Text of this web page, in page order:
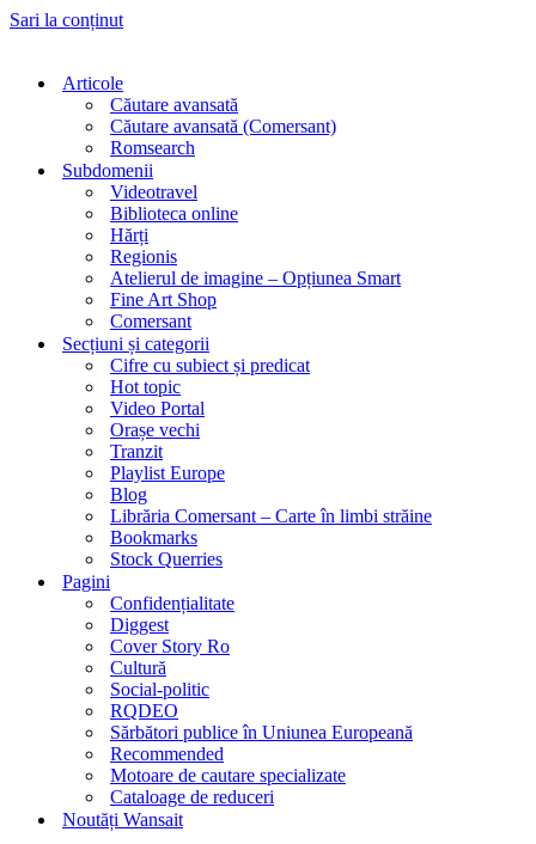
Sari la conținut
Articole
Căutare avansată
Căutare avansată (Comersant)
Romsearch
Subdomenii
Videotravel
Biblioteca online
Hărți
Regionis
Atelierul de imagine – Opțiunea Smart
Fine Art Shop
Comersant
Secțiuni și categorii
Cifre cu subiect și predicat
Hot topic
Video Portal
Orașe vechi
Tranzit
Playlist Europe
Blog
Librăria Comersant – Carte în limbi străine
Bookmarks
Stock Querries
Pagini
Confidențialitate
Diggest
Cover Story Ro
Cultură
Social-politic
RQDEO
Sărbători publice în Uniunea Europeană
Recommended
Motoare de cautare specializate
Cataloage de reduceri
Noutăți Wansait